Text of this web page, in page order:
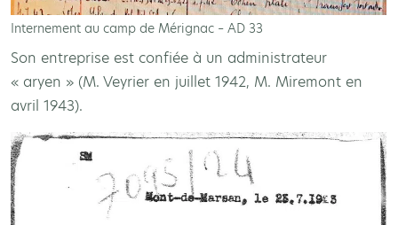
Internement au camp de Mérignac – AD 33
Son entreprise est confiée à un administrateur
« aryen » (M. Veyrier en juillet 1942, M. Miremont en
avril 1943).